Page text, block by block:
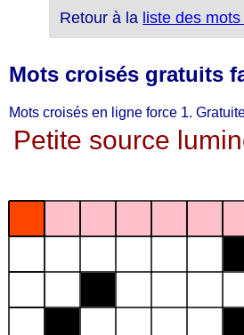
Retour à la liste des
Mots croisés gratuits
Mots croisés en ligne force 1.
Petite source